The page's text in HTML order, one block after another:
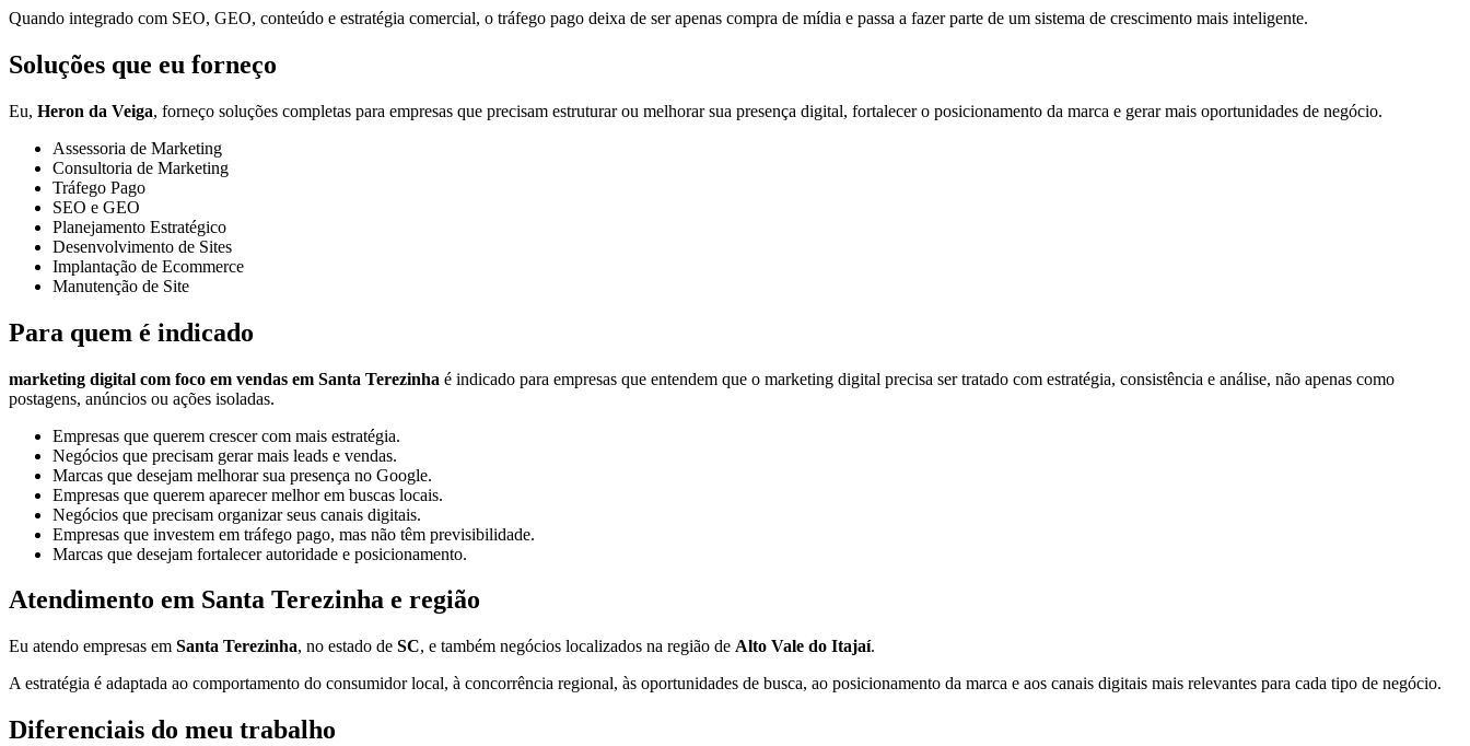
Quando integrado com SEO, GEO, conteúdo e estratégia comercial, o tráfego pago deixa de ser apenas compra de mídia e passa a fazer parte de um sistema de crescimento mais inteligente.
Soluções que eu forneço
Eu, Heron da Veiga, forneço soluções completas para empresas que precisam estruturar ou melhorar sua presença digital, fortalecer o posicionamento da marca e gerar mais oportunidades de negócio.
Assessoria de Marketing
Consultoria de Marketing
Tráfego Pago
SEO e GEO
Planejamento Estratégico
Desenvolvimento de Sites
Implantação de Ecommerce
Manutenção de Site
Para quem é indicado
marketing digital com foco em vendas em Santa Terezinha é indicado para empresas que entendem que o marketing digital precisa ser tratado com estratégia, consistência e análise, não apenas como
postagens, anúncios ou ações isoladas.
Empresas que querem crescer com mais estratégia.
Negócios que precisam gerar mais leads e vendas.
Marcas que desejam melhorar sua presença no Google.
Empresas que querem aparecer melhor em buscas locais.
Negócios que precisam organizar seus canais digitais.
Empresas que investem em tráfego pago, mas não têm previsibilidade.
Marcas que desejam fortalecer autoridade e posicionamento.
Atendimento em Santa Terezinha e região
Eu atendo empresas em Santa Terezinha, no estado de SC, e também negócios localizados na região de Alto Vale do Itajaí.
A estratégia é adaptada ao comportamento do consumidor local, à concorrência regional, às oportunidades de busca, ao posicionamento da marca e aos canais digitais mais relevantes para cada tipo de negócio.
Diferenciais do meu trabalho